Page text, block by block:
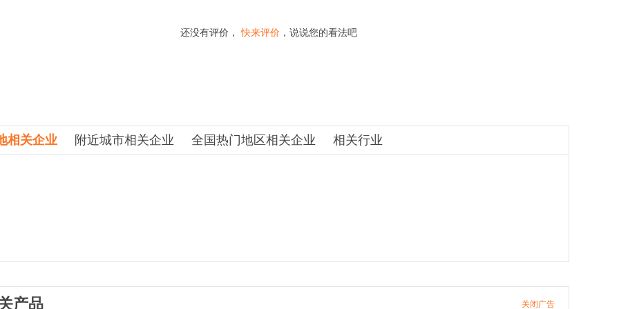
还没有评价， 快来评价 ，说说您的看法吧
相关企业 附近城市相关企业 全国热门地区相关企业 相关行业
产品 关闭广告